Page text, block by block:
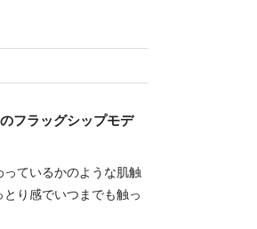
フラッグシップモデ
ているかのような肌触
り感でいつまでも触っ